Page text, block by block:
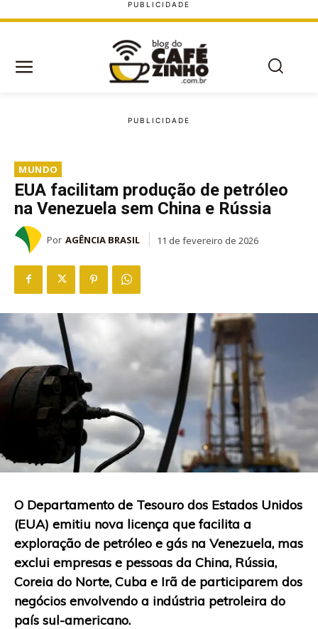
MUNDO
EUA facilitam produção de petróleo
na Venezuela sem China e Rússia
Por AGÊNCIA BRASIL 11 de fevereiro de 2026
O Departamento de Tesouro dos Estados Unidos
(EUA) emitiu nova licença que facilita a
exploração de petróleo e gás na Venezuela, mas
exclui empresas e pessoas da China, Rússia,
Coreia do Norte, Cuba e Irã de participarem dos
negócios envolvendo a indústria petroleira do
país sul-americano.